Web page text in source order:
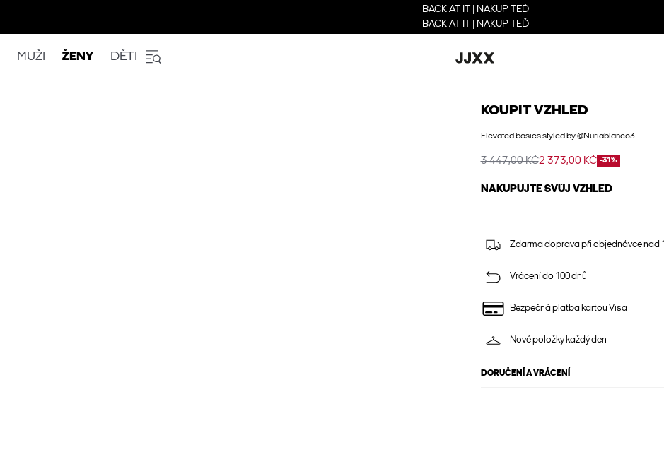
BACK AT IT | NAKUP TEĎ
BACK AT IT | NAKUP TEĎ
MUŽI ŽENY DĚTI
KOUPIT VZHLED
Elevated basics styled by @Nuriablanco3
3 447,00 KČ2 373,00 KČ -31%
NAKUPUJTE SVŮJ VZHLED
Zdarma doprava při objednávce nad
Vrácení do 100 dnů
Bezpečná platba kartou Visa
Nové položky každý den
DORUČENÍ A VRÁCENÍ